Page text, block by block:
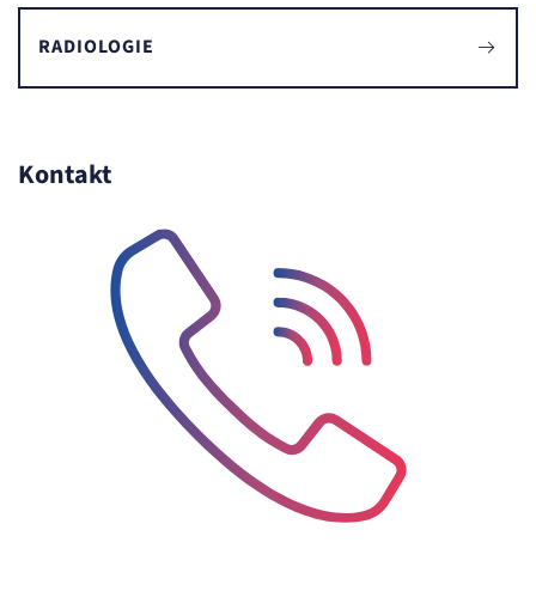
RADIOLOGIE
Kontakt
isSdEnabled
Anbieter:
etracker GmbH
SmartRecruiters
OptanonConsent, datadome, __cf_bm u.A.
SmartRecruiters GmbH
Speichert die ausgewählten Filter-Eigenschaften des Benutzers, um die entsprechenden
Stellenangebote anzeigen zu können.